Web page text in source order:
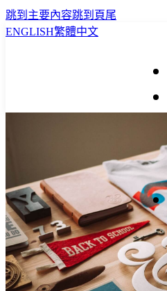
跳到主要內容跳到頁尾
ENGLISH繁體中文